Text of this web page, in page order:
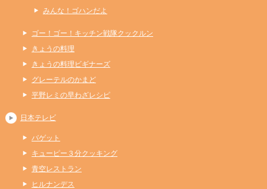
みんな！ゴハンだよ
ゴー！ゴー！キッチン戦隊クックルン
きょうの料理
きょうの料理ビギナーズ
グレーテルのかまど
平野レミの早わざレシピ
日本テレビ
バゲット
キューピー３分クッキング
青空レストラン
ヒルナンデス